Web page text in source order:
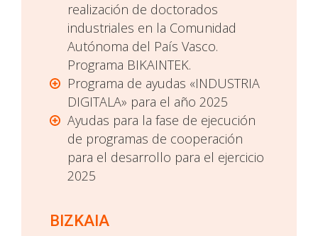
realización de doctorados
industriales en la Comunidad
Autónoma del País Vasco.
Programa BIKAINTEK.
Programa de ayudas «INDUSTRIA
DIGITALA» para el año 2025
Ayudas para la fase de ejecución
de programas de cooperación
para el desarrollo para el ejercicio
2025
BIZKAIA